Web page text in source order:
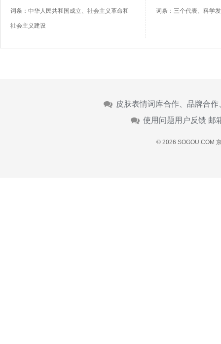
词条：中华人民共和国成立、社会主义革命和
社会主义建设
词条：三个代表、科学
皮肤表情词库合作、品牌合
使用问题用户反馈 邮
© 2026 SOGOU.COM